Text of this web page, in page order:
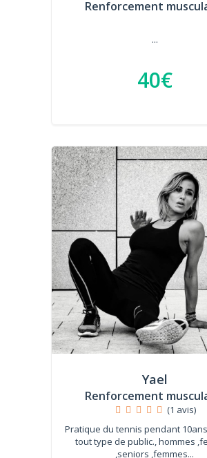
Renforcement
...
40€
Yael
Renforcement
(1 avis)
Pratique du tennis pendant 10ans
tout type de public., hommes
,seniors ,femmes...